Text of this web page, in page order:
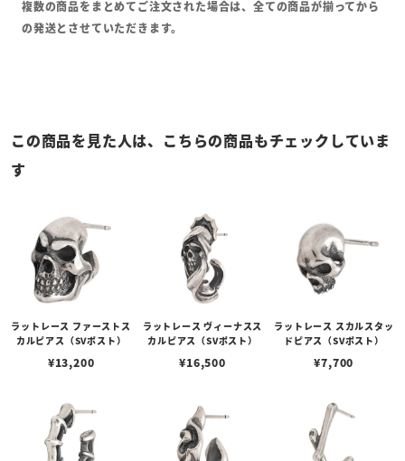
複数の商品をまとめてご注文された場合は、全ての商品が揃ってから
の発送とさせていただきます。
この商品を見た人は、こちらの商品もチェックしていま
す
ラットレース ファーストス
カルピアス（SVポスト）
¥13,200
ラットレース ヴィーナスス
カルピアス（SVポスト）
¥16,500
ラットレース スカルスタッ
ドピアス（SVポスト）
¥7,700